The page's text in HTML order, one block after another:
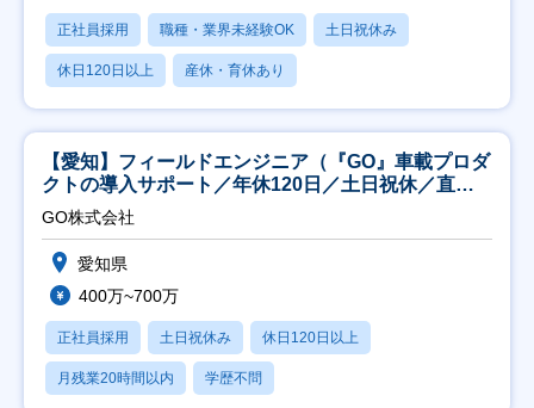
正社員採用 職種・業界未経験OK 土日祝休み
休日120日以上 産休・育休あり
【愛知】フィールドエンジニア（『GO』車載プロダ
クトの導入サポート／年休120日／土日祝休／直行
直帰
GO株式会社
愛知県
400万~700万
正社員採用 土日祝休み 休日120日以上
月残業20時間以内 学歴不問